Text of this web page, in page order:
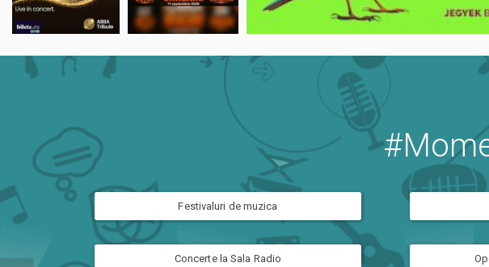
Festivaluri de muzica
Concerte la Sala Radio